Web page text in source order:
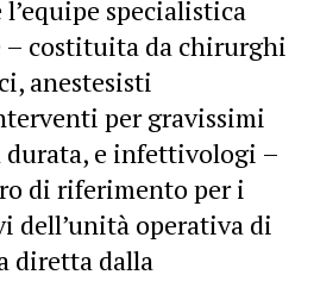
l’equipe specialistica
costituita da chirurghi
anestesisti
per gravissimi
e infettivologi –
di riferimento per i
dell’unità operativa di
diretta dalla